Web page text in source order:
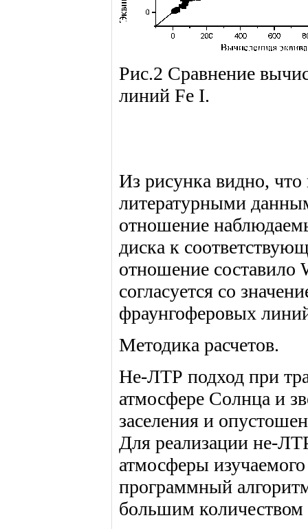
Рис.2 Сравнение
линий Fe I.
Из рисунка видно,
литературными
отношение
диска к
отношение составило
согласуется со
фраунгоферовых
Методика расчетов.
Не-ЛТР подход при
атмосфере Солнца и
заселения и
Для реализации не-
атмосферы
программный
большим количеством